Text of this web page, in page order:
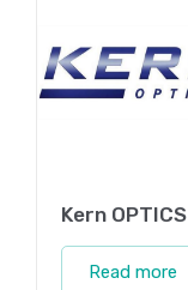
Kern OPTICS
Read more